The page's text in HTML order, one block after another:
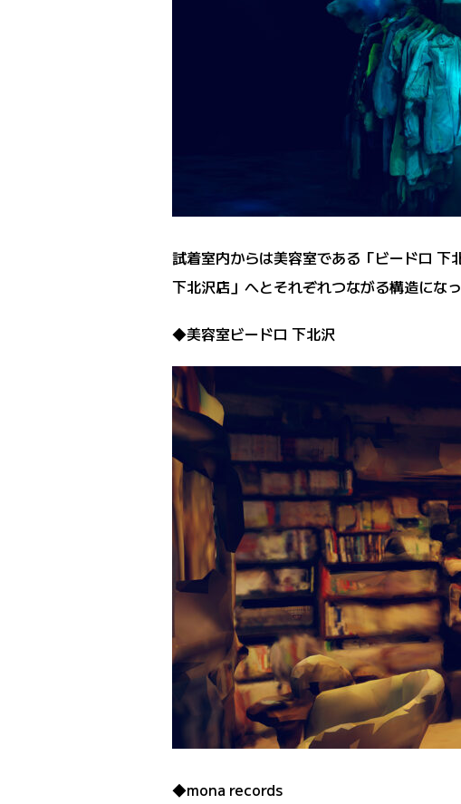
試着室内からは美容室である「ビードロ
下北沢店」へとそれぞれつながる構造になっ
◆美容室ビードロ 下北沢
◆mona records